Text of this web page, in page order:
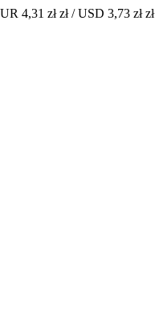
4,31 zł zł / USD 3,73 zł zł